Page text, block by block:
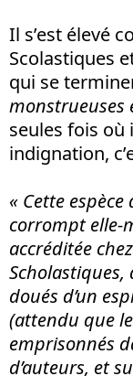
Il s’est élevé
Scolastiques
qui se
monstrueuses
seules fois où
indignation,
« Cette
corrompt elle-
accréditée
doués d’un
(attendu que
emprisonnés
d’auteurs, et